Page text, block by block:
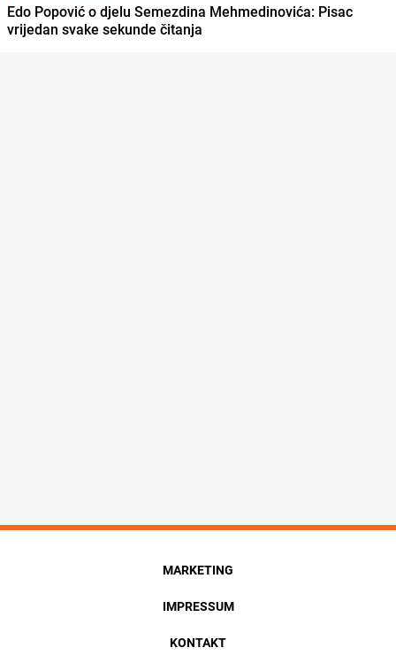
Edo Popović o djelu Semezdina Mehmedinovića: Pisac
vrijedan svake sekunde čitanja
MARKETING
IMPRESSUM
KONTAKT